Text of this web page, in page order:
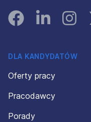
FacebookLinked In
DLA KANDYDATÓW
Oferty pracy
Pracodawcy
Porady